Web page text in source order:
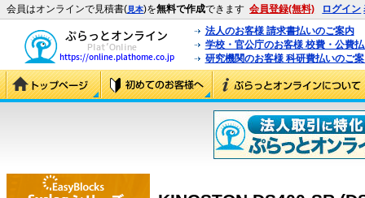
会員はオンラインで見積書(見本)を無料で作成できます 会員登録(無料) ログイン
法人のお客様 請求書払いのご案内
学校・官公庁のお客様 校費・公費
研究機関のお客様 科研費払いのご